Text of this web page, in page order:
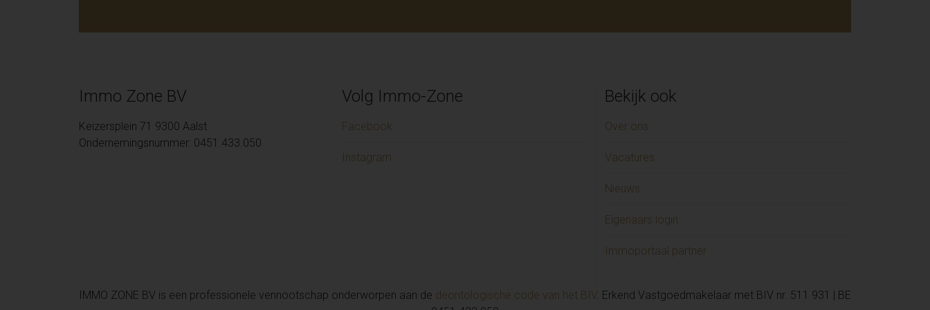
Immo Zone BV
Keizersplein 71 9300 Aalst
Ondernemingsnummer: 0451.433.050
Volg Immo-Zone
Facebook
Instagram
Bekijk ook
Over ons
Vacatures
Nieuws
Eigenaars login
Immoportaal partner
IMMO ZONE BV is een professionele vennootschap onderworpen aan de deontologische code van het BIV. Erkend Vastgoedmakelaar met BIV nr. 511 931 | BE